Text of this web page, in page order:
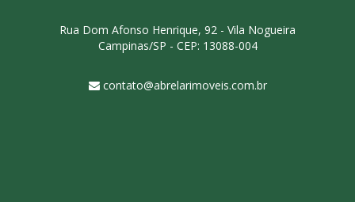
Rua Dom Afonso Henrique, 92 - Vila Nogueira
Campinas/SP - CEP: 13088-004
contato@abrelarimoveis.com.br